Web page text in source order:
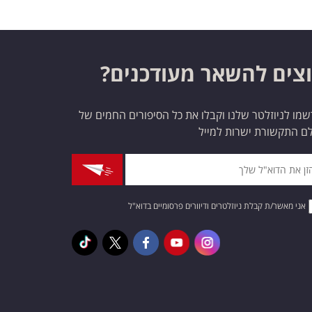
להשאר מעודכנים?
לניוזלטר שלנו וקבלו את כל הסיפורים החמים של
התקשורת ישרות למייל
אני מאשר/ת קבלת ניוזלטרים ודיוורים פרסומיים בדוא"ל